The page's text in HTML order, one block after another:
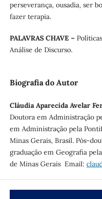
perseverança, ousadia, ser
fazer terapia.
PALAVRAS CHAVE –
Análise de Discurso.
Biografia do Autor
Cláudia Aparecida Avelar
Doutora em Administração
em Administração pela
Minas Gerais, Brasil. Pós-
graduação em Geografia
de Minas Gerais Email: